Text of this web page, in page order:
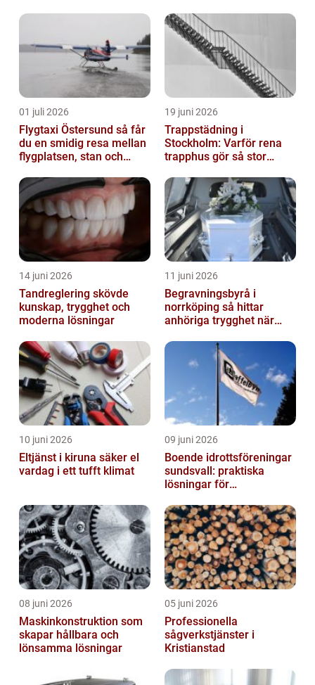
01 juli 2026
Flygtaxi Östersund så får
du en smidig resa mellan
flygplatsen, stan och
19 juni 2026
Trappstädning i
Stockholm: Varför rena
trapphus gör så stor
14 juni 2026
Tandreglering skövde
kunskap, trygghet och
moderna lösningar
11 juni 2026
Begravningsbyrå i
norrköping så hittar
anhöriga trygghet när
10 juni 2026
Eltjänst i kiruna säker el
vardag i ett tufft klimat
09 juni 2026
Boende idrottsföreningar
sundsvall: praktiska
lösningar för
cuphelger
08 juni 2026
Maskinkonstruktion som
skapar hållbara och
lönsamma lösningar
05 juni 2026
Professionella
sågverkstjänster i
Kristianstad